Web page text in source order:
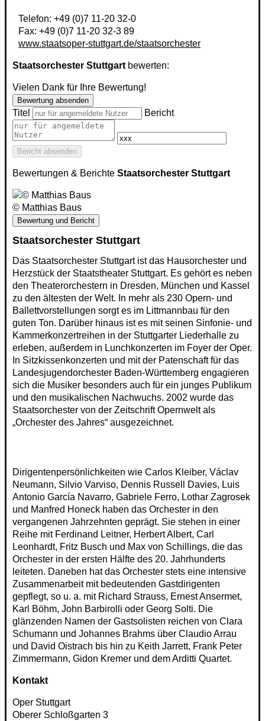
Telefon: +49 (0)7 11-20 32-0
Fax: +49 (0)7 11-20 32-3 89
www.staatsoper-stuttgart.de/staatsorchester
Staatsorchester Stuttgart bewerten:
Vielen Dank für Ihre Bewertung!
Bewertung absenden
Titel Bericht
Bericht absenden
Bewertungen & Berichte Staatsorchester Stuttgart
© Matthias Baus
Bewertung und Bericht
Staatsorchester Stuttgart
Das Staatsorchester Stuttgart ist das Hausorchester und
Herzstück der Staatstheater Stuttgart. Es gehört es neben
den Theaterorchestern in Dresden, München und Kassel
zu den ältesten der Welt. In mehr als 230 Opern- und
Ballettvorstellungen sorgt es im Littmannbau für den
guten Ton. Darüber hinaus ist es mit seinen Sinfonie- und
Kammerkonzertreihen in der Stuttgarter Liederhalle zu
erleben, außerdem in Lunchkonzerten im Foyer der Oper.
In Sitzkissenkonzerten und mit der Patenschaft für das
Landesjugendorchester Baden-Württemberg engagieren
sich die Musiker besonders auch für ein junges Publikum
und den musikalischen Nachwuchs. 2002 wurde das
Staatsorchester von der Zeitschrift Opernwelt als
„Orchester des Jahres“ ausgezeichnet.
Dirigentenpersönlichkeiten wie Carlos Kleiber, Václav
Neumann, Silvio Varviso, Dennis Russell Davies, Luis
Antonio García Navarro, Gabriele Ferro, Lothar Zagrosek
und Manfred Honeck haben das Orchester in den
vergangenen Jahrzehnten geprägt. Sie stehen in einer
Reihe mit Ferdinand Leitner, Herbert Albert, Carl
Leonhardt, Fritz Busch und Max von Schillings, die das
Orchester in der ersten Hälfte des 20. Jahrhunderts
leiteten. Daneben hat das Orchester stets eine intensive
Zusammenarbeit mit bedeutenden Gastdirigenten
gepflegt, so u. a. mit Richard Strauss, Ernest Ansermet,
Karl Böhm, John Barbirolli oder Georg Solti. Die
glänzenden Namen der Gastsolisten reichen von Clara
Schumann und Johannes Brahms über Claudio Arrau
und David Oistrach bis hin zu Keith Jarrett, Frank Peter
Zimmermann, Gidon Kremer und dem Arditti Quartet.
Kontakt
Oper Stuttgart
Oberer Schloßgarten 3